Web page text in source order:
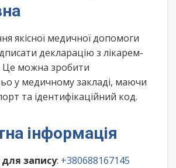
якісної медичної допомоги
декларацію з лікарем-
Це можна зробити
у медичному закладі, маючи
та ідентифікаційний код.
інформація
запису: +380688167145